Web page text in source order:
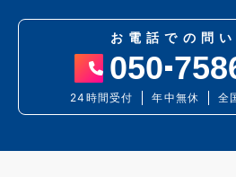
お電話での問
050
24時間受付 年中無休 全